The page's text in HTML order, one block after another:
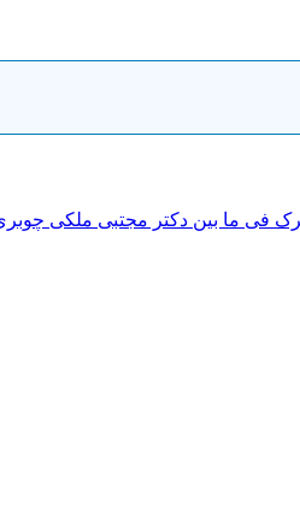
ما بین دکتر مجتبی ملکی چوبری